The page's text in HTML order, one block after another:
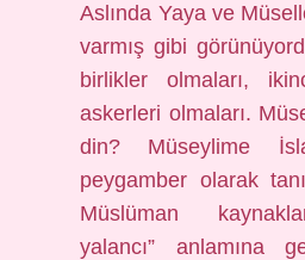
Aslında Yaya ve
varmış gibi
birlikler olmaları,
askerleri olmaları.
din? Müseylime
peygamber olarak
Müslüman
yalancı” anlamına